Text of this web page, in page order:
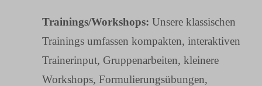
Trainings/Workshops: Unsere klassischen
Trainings umfassen kompakten, interaktiven
Trainerinput, Gruppenarbeiten, kleinere
Workshops, Formulierungsübungen,